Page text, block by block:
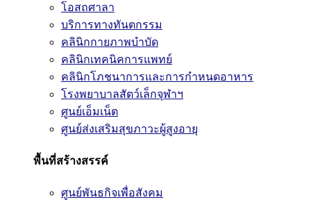
โอสถศาลา
บริการทางทันตกรรม
คลินิกกายภาพบำบัด
คลินิกเทคนิคการแพทย์
คลินิกโภชนาการและการกำหนดอาหาร
โรงพยาบาลสัตว์เล็กจุฬาฯ
ศูนย์เอ็มเน็ต
ศูนย์ส่งเสริมสุขภาวะผู้สูงอายุ
พื้นที่สร้างสรรค์
ศูนย์พันธกิจเพื่อสังคม